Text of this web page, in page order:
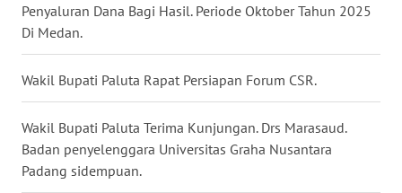
Penyaluran Dana Bagi Hasil. Periode Oktober Tahun 2025
Di Medan.
Wakil Bupati Paluta Rapat Persiapan Forum CSR.
Wakil Bupati Paluta Terima Kunjungan. Drs Marasaud.
Badan penyelenggara Universitas Graha Nusantara
Padang sidempuan.
WN
SAMOSIR
WN
WN
SUMEDANG